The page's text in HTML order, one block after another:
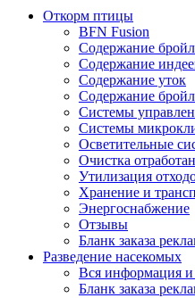
Откорм птицы
BFN Fusion
Содержание
Содержание
Содержание уток
Содержание
Системы
Системы
Осветительные
Очистка
Утилизация
Хранение и
Энергоснабжение
Отзывы
Бланк заказа
Разведение насекомых
Вся информация
Бланк заказа